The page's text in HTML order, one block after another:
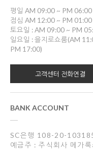
평일 AM 09:00 ~ PM 06:00
점심 AM 12:00 ~ PM 01:00
토요일 : AM 09:00 ~ PM
일요일 : 을지로쇼룸(AM
PM 17:00)
고객센터 전화연결
BANK ACCOUNT
SC은행 108-20-
예금주 : 주식회사 메가룩